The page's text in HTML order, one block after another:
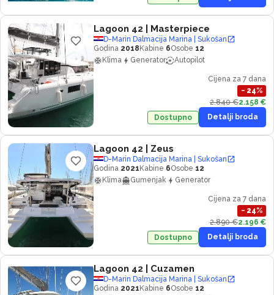
Lagoon 42 | Masterpiece
D-Marin Dalmacija Marina | Sukošan
Godina 2018 Kabine 6Osobe 12
Klima
Generator Autopilot
Cijena za 7 dana
− 24%
2.840 €2.158 €
Dostupno
Detalji broda
Lagoon 42 | Zeus
D-Marin Dalmacija Marina | Sukošan
Godina 2021 Kabine 6Osobe 12
Klima
Gumenjak Generator
Cijena za 7 dana
− 24%
2.890 €2.196 €
Dostupno
Detalji broda
Lagoon 42 | Cuzamen
D-Marin Dalmacija Marina | Sukošan
Godina 2021 Kabine 6Osobe 12